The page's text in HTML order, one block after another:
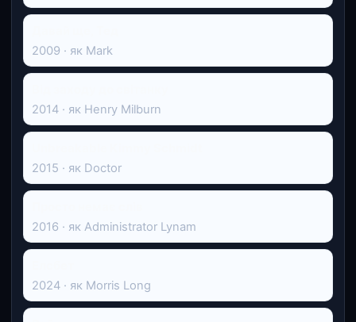
2009 · як Mark
2014 · як Henry Milburn
2015 · як Doctor
2016 · як Administrator Lynam
2024 · як Morris Long